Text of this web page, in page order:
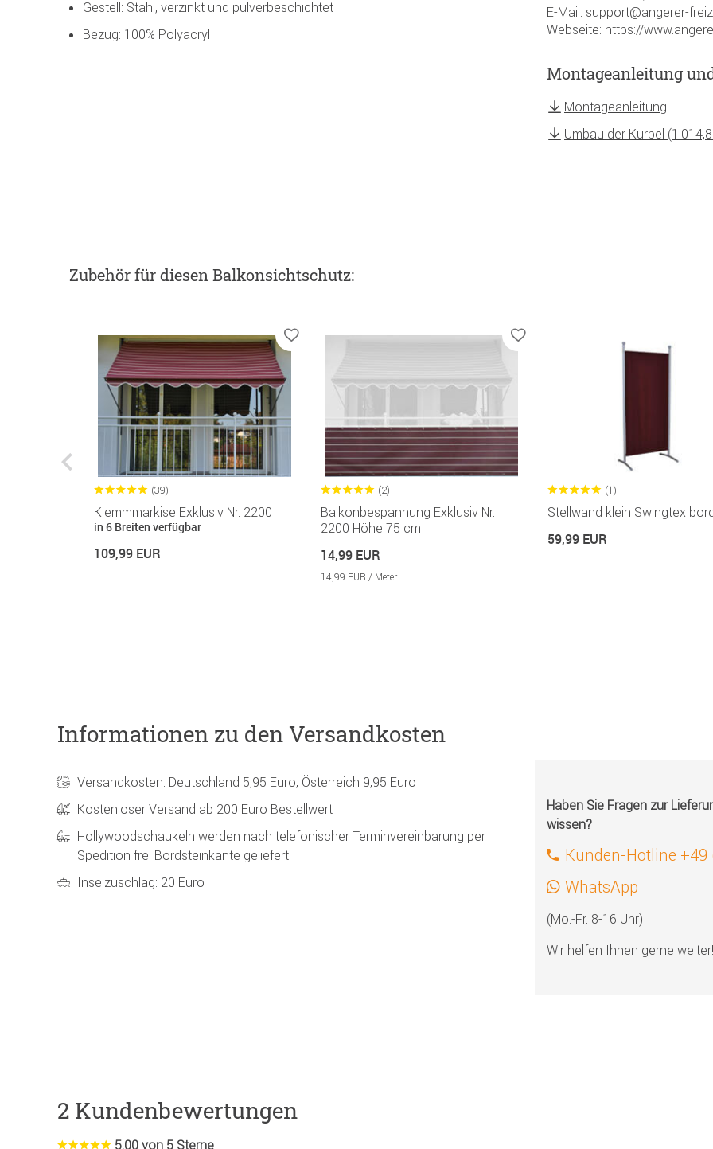
Gestell: Stahl, verzinkt und pulverbeschichtet
Bezug: 100% Polyacryl
E-Mail: support@angerer-
Webseite: https://
Montageanleitung
Montageanleitung
Umbau der Kurbel
Zubehörfür diesen Balkonsichtschutz:
(39)
Klemmmarkise Exklusiv Nr. 2200
in 6 Breiten verfügbar
109,99 EUR
(2)
Balkonbespannung Exklusiv Nr.
2200 Höhe 75 cm
14,99 EUR
14,99 EUR / Meter
(1)
Stellwand klein Swingtex
59,99 EUR
Informationen zu den Versandkosten
Versandkosten: Deutschland 5,95 Euro, Österreich 9,95 Euro
Kostenloser Versand ab 200 Euro Bestellwert
Hollywoodschaukeln werden nach telefonischer Terminvereinbarung per
Spedition frei Bordsteinkante geliefert
Inselzuschlag: 20 Euro
Haben Sie Fragen zur
wissen?
Kunden-Hotline +49
WhatsApp
(Mo.-Fr. 8-16 Uhr)
Wir helfen Ihnen gerne weiter!
2 Kundenbewertungen
5.00 von 5 Sterne